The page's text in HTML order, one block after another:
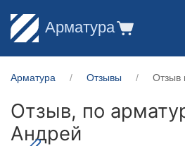
Арматура
Арматура Отзывы Отзыв
Отзыв, по
Андрей